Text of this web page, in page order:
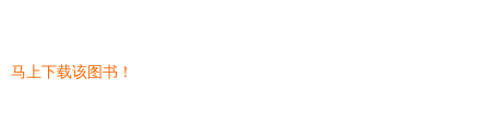
马上下载该图书！